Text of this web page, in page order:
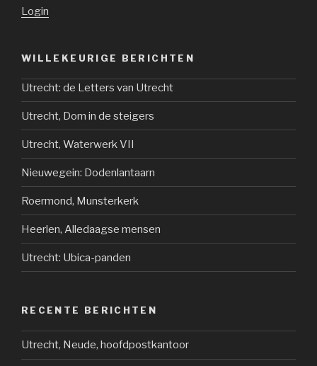
Login
WILLEKEURIGE BERICHTEN
Utrecht: de Letters van Utrecht
Utrecht, Dom in de steigers
Utrecht, Waterwerk VII
Nieuwegein: Dodenlantaarn
Roermond, Munsterkerk
Heerlen, Alledaagse mensen
Utrecht: Ubica-panden
RECENTE BERICHTEN
Utrecht, Neude, hoofdpostkantoor